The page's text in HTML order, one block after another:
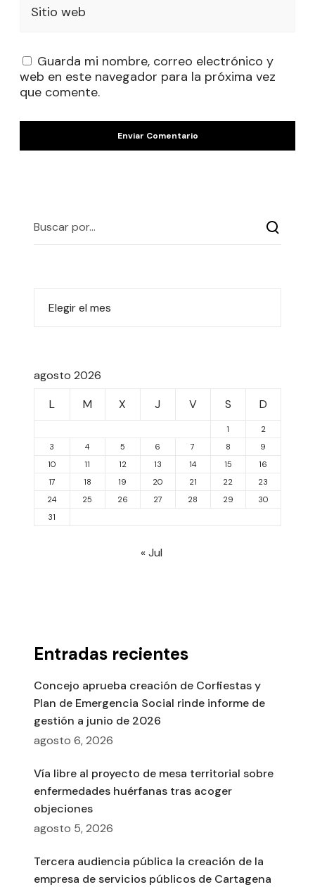
Sitio web
Guarda mi nombre, correo electrónico y
web en este navegador para la próxima vez
que comente.
agosto 2026
L
M X J V S D
1
2
3
4 5 6 7 8
9
10
11 12 13 14 15
16
17
18 19 20 21 22
23
24
25 26 27 28 29
30
31
« Jul
Entradas recientes
Concejo aprueba creación de Corfiestas y
Plan de Emergencia Social rinde informe de
gestión a junio de 2026
agosto 6, 2026
Vía libre al proyecto de mesa territorial sobre
enfermedades huérfanas tras acoger
objeciones
agosto 5, 2026
Tercera audiencia pública la creación de la
empresa de servicios públicos de Cartagena